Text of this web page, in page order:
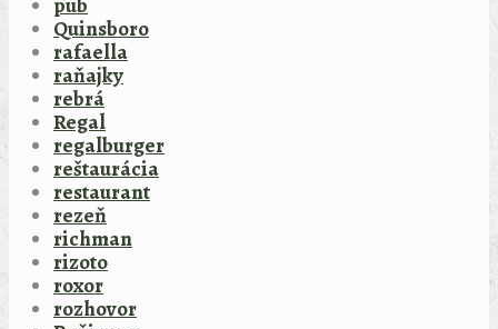
pub
Quinsboro
rafaella
raňajky
rebrá
Regal
regalburger
reštaurácia
restaurant
rezeň
richman
rizoto
roxor
rozhovor